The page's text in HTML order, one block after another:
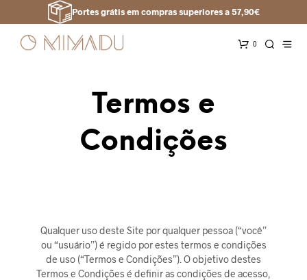
Portes grátis em compras superiores a 57,90€
0
Termos e
Condições
Qualquer uso deste Site por qualquer pessoa (“você”
ou “usuário”) é regido por estes termos e condições
de uso (“Termos e Condições”). O objetivo destes
Termos e Condições é definir as condições de acesso,